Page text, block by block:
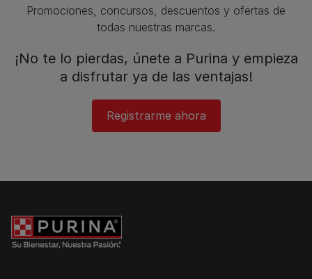
Promociones, concursos, descuentos y ofertas de
todas nuestras marcas.​
¡No te lo pierdas, únete a Purina y empieza
a disfrutar ya de las ventajas!​
Registrarme ahora